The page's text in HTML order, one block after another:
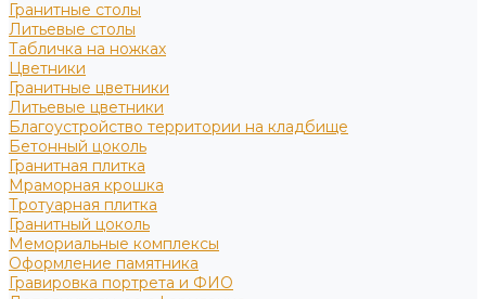
Гранитные столы
Литьевые столы
Табличка на ножках
Цветники
Гранитные цветники
Литьевые цветники
Благоустройство территории на кладбище
Бетонный цоколь
Гранитная плитка
Мраморная крошка
Тротуарная плитка
Гранитный цоколь
Мемориальные комплексы
Оформление памятника
Гравировка портрета и ФИО